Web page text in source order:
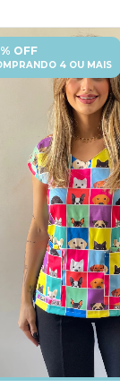
OFF
4 OU MAIS